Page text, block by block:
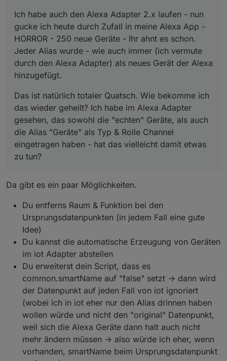
Ich habe auch den Alexa Adapter 2.x laufen - nun
gucke ich heute durch Zufall in meine Alexa App -
HORROR - 250 neue Geräte - Ihr ahnt es schon.
Jeder Alias wurde - wie auch immer (ich vermute
durch den Alexa Adapter) als neues Gerät der Alexa
hinzugefügt.
Das ist natürlich totaler Quatsch. Wie bekomme ich
das wieder geheilt? Ich habe im Alexa Adapter
gesehen, das sowohl die "echten" Geräte, als auch
die Alias "Geräte" als Typ & Rolle Channel
eingetragen haben - hat das vielleicht damit etwas
zu tun?
Da gibt es ein paar Möglichkeiten.
Du entferns Raum & Funktion bei den
Ursprungsdatenpunkten (in jedem Fall eine gute
Idee)
Du kannst die automatische Erzeugung von Geräten
im iot Adapter abstellen
Du erweiterst dein Script, dass es
common.smartName auf "false" setzt -> dann wird
der Datenpunkt auf jeden Fall von iot ignoriert
(wobei ich in iot eher nur den Alias drinnen haben
wollen würde und nicht den "original" Datenpunkt,
weil sich die Alexa Geräte dann halt auch nicht
mehr ändern müssen -> also würde ich eher, wenn
vorhanden, smartName beim Ursprungsdatenpunkt